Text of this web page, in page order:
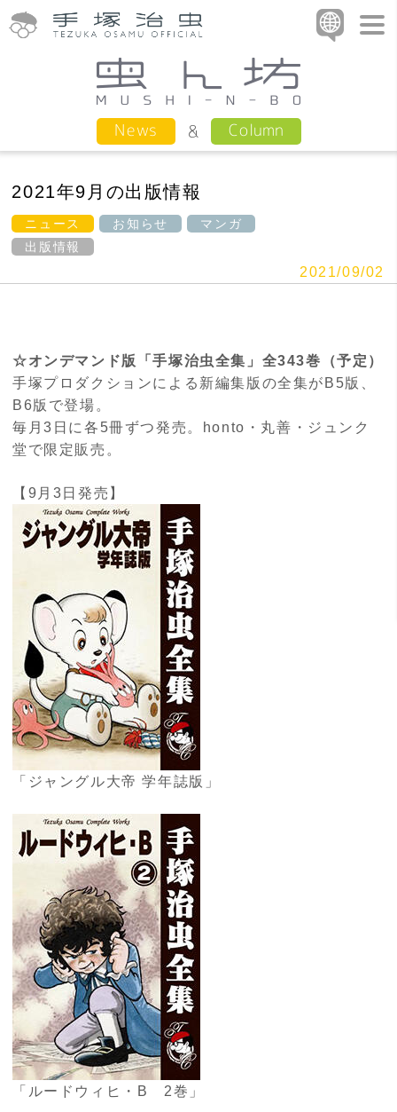
News Column
2021年9月の出版情報
ニュース お知らせ
マンガ
出版情報
2021/09/02
☆オンデマンド版「手塚治虫全集」全343巻（予定）
手塚プロダクションによる新編集版の全集がB5版、
B6版で登場。
毎月3日に各5冊ずつ発売。honto・丸善・ジュンク
堂で限定販売。
【9月3日発売】
「ジャングル大帝 学年誌版」
「ルードウィヒ・B 2巻」